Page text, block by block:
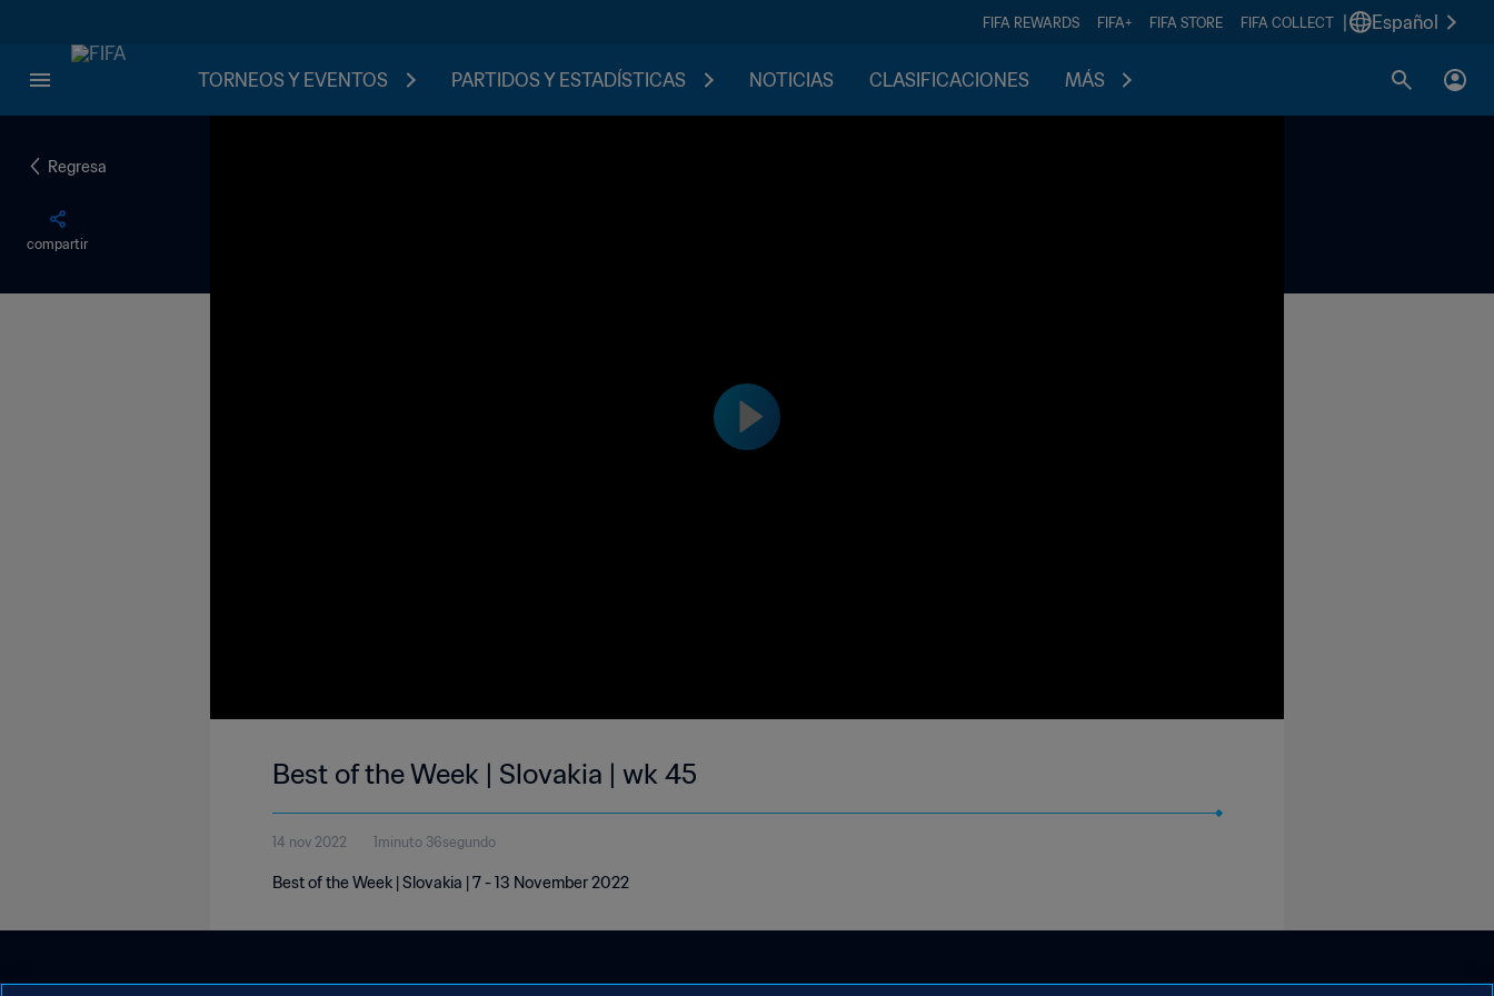
FIFA REWARDS FIFA+ FIFA STORE FIFA COLLECT Español
TORNEOS Y EVENTOS PARTIDOS Y ESTADÍSTICAS NOTICIAS CLASIFICACIONES MÁS
Regresa
compartir
Best of the Week | Slovakia | wk 45
14 nov 2022 1minuto 36segundo
Best of the Week | Slovakia | 7 - 13 November 2022